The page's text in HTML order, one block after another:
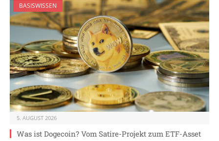
BASISWISSEN
5. AUGUST 2026
Was ist Dogecoin? Vom Satire-Projekt zum ETF-Asset